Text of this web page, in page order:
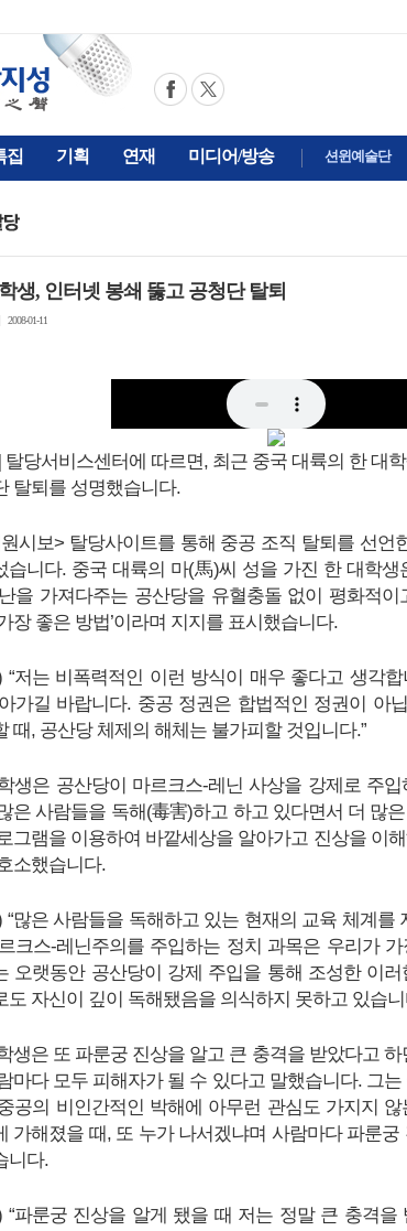
집 기획 연재 미디어/방송 션윈예술단
생, 인터넷 봉쇄 뚫고 공청단 탈퇴
2008-01-11
탈당서비스센터에 따르면, 최근 중국 대륙의 한 대
탈퇴를 성명했습니다.
시보> 탈당사이트를 통해 중공 조직 탈퇴를 선언
습니다. 중국 대륙의 마(馬)씨 성을 가진 한 대학생
을 가져다주는 공산당을 유혈충돌 없이 평화적
장 좋은 방법’이라며 지지를 표시했습니다.
“저는 비폭력적인 이런 방식이 매우 좋다고 생각
가길 바랍니다. 중공 정권은 합법적인 정권이 아
때, 공산당 체제의 해체는 불가피할 것입니다.”
생은 공산당이 마르크스-레닌 사상을 강제로 주
은 사람들을 독해(毒害)하고 하고 있다면서 더 많
그램을 이용하여 바깥세상을 알아가고 진상을 이
소했습니다.
“많은 사람들을 독해하고 있는 현재의 교육 체계를
크스-레닌주의를 주입하는 정치 과목은 우리가
오랫동안 공산당이 강제 주입을 통해 조성한 이
도 자신이 깊이 독해됐음을 의식하지 못하고 있습니
생은 또 파룬궁 진상을 알고 큰 충격을 받았다고
마다 모두 피해자가 될 수 있다고 말했습니다. 그
공의 비인간적인 박해에 아무런 관심도 가지지
가해졌을 때, 또 누가 나서겠냐며 사람마다 파룬
니다.
“파룬궁 진상을 알게 됐을 때 저는 정말 큰 충격을